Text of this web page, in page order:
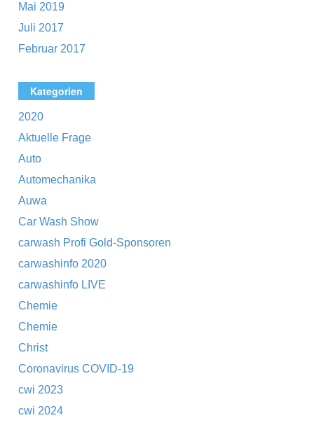
Mai 2019
Juli 2017
Februar 2017
Kategorien
2020
Aktuelle Frage
Auto
Automechanika
Auwa
Car Wash Show
carwash Profi Gold-Sponsoren
carwashinfo 2020
carwashinfo LIVE
Chemie
Chemie
Christ
Coronavirus COVID-19
cwi 2023
cwi 2024